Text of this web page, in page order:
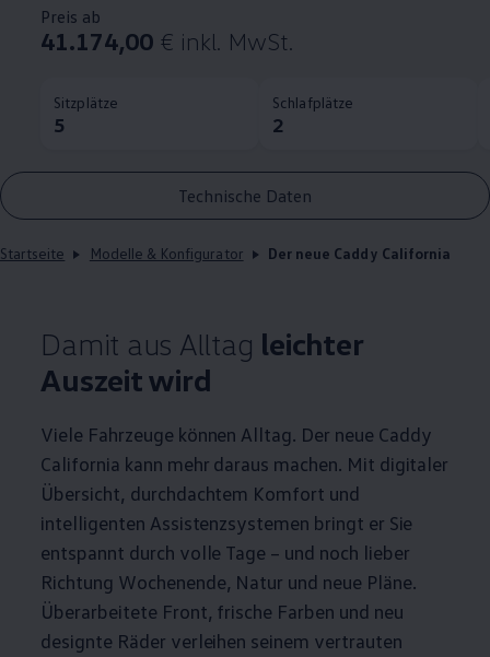
Preis ab
41.174,00 € inkl. MwSt.
Sitzplätze
5
Schlafplätze
2
Technische Daten
Startseite Modelle & Konfigurator Der neue Caddy California
Damit aus Alltag leichter
Auszeit wird
Viele Fahrzeuge können Alltag. Der neue Caddy
California kann mehr daraus machen. Mit digitaler
Übersicht, durchdachtem Komfort und
intelligenten Assistenzsystemen bringt er Sie
entspannt durch volle Tage – und noch lieber
Richtung Wochenende, Natur und neue Pläne.
Überarbeitete Front, frische Farben und neu
designte Räder verleihen seinem vertrauten